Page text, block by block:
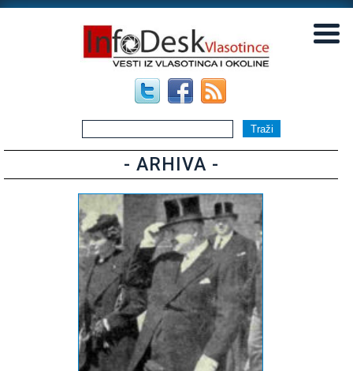
- ARHIVA -